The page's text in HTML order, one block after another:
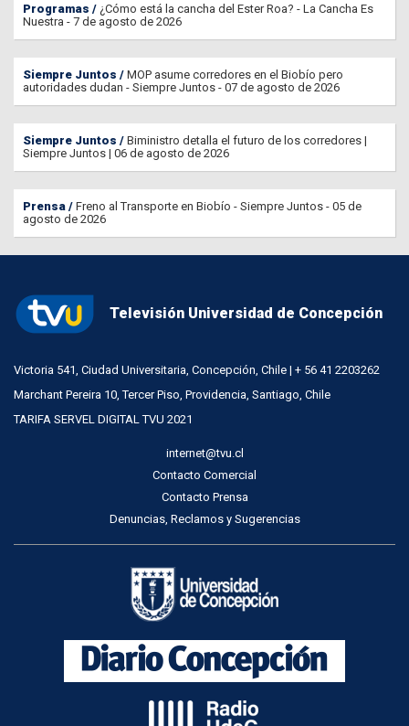
Programas
¿Cómo está la cancha del Ester Roa? - La Cancha Es
Nuestra - 7 de agosto de 2026
Siempre Juntos
MOP asume corredores en el Biobío pero
autoridades dudan - Siempre Juntos - 07 de agosto de 2026
Siempre Juntos
Biministro detalla el futuro de los corredores |
Siempre Juntos | 06 de agosto de 2026
Prensa
Freno al Transporte en Biobío - Siempre Juntos - 05 de
agosto de 2026
Televisión Universidad de Concepción
Victoria 541, Ciudad Universitaria, Concepción, Chile | + 56 41 2203262
Marchant Pereira 10, Tercer Piso, Providencia, Santiago, Chile
TARIFA SERVEL DIGITAL TVU 2021
internet@tvu.cl
Contacto Comercial
Contacto Prensa
Denuncias, Reclamos y Sugerencias